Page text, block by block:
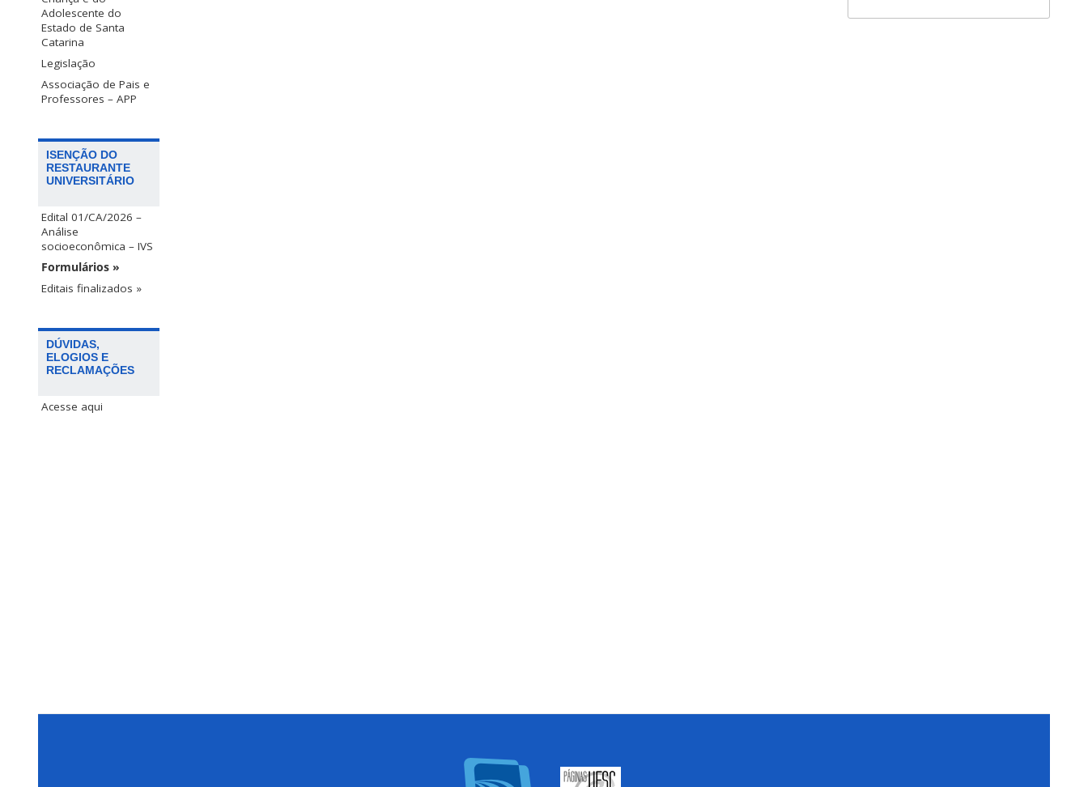
Adolescente do
Estado de Santa
Catarina
Legislação
Associação de Pais e
Professores – APP
ISENÇÃO DO
RESTAURANTE
UNIVERSITÁRIO
Edital 01/CA/2026 –
Análise
socioeconômica – IVS
Formulários »
Editais finalizados »
DÚVIDAS,
ELOGIOS E
RECLAMAÇÕES
Acesse aqui